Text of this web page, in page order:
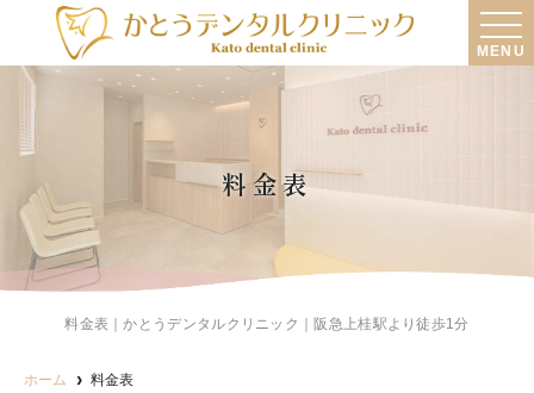
MENU
料金表
料金表｜かとうデンタルクリニック｜阪急上桂駅より徒歩1分
ホーム 料金表